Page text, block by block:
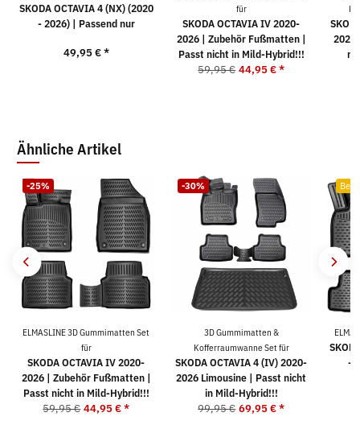
SKODA OCTAVIA 4 (NX) (2020
- 2026) | Passend nur
49,95 €*
für
SKODA OCTAVIA IV 2020-
2026 | Zubehör Fußmatten |
Passt nicht in Mild-Hybrid!!!
59,95 € 44,95 €*
2026
Ähnliche Artikel
-25%
ELMASLINE 3D Gummimatten Set
für
SKODA OCTAVIA IV 2020-
2026 | Zubehör Fußmatten |
Passt nicht in Mild-Hybrid!!!
59,95 € 44,95 €*
-30%
3D Gummimatten &
Kofferraumwanne Set für
SKODA OCTAVIA 4 (IV) 2020-
2026 Limousine | Passt nicht
in Mild-Hybrid!!!
99,95 € 69,95 €*
-